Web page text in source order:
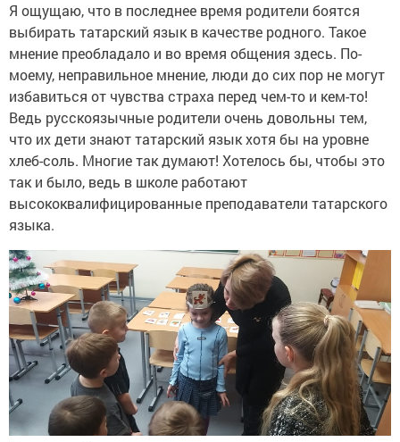
Я ощущаю, что в последнее время родители боятся
выбирать татарский язык в качестве родного. Такое
мнение преобладало и во время общения здесь. По-
моему, неправильное мнение, люди до сих пор не могут
избавиться от чувства страха перед чем-то и кем-то!
Ведь русскоязычные родители очень довольны тем,
что их дети знают татарский язык хотя бы на уровне
хлеб-соль. Многие так думают! Хотелось бы, чтобы это
так и было, ведь в школе работают
высококвалифицированные преподаватели татарского
языка.